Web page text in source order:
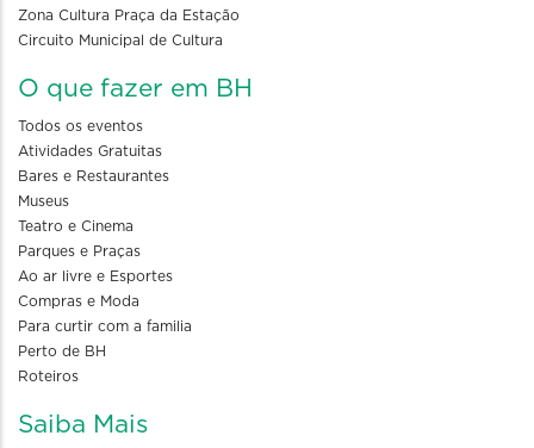
Zona Cultura Praça da Estação
Circuito Municipal de Cultura
O que fazer em BH
Todos os eventos
Atividades Gratuitas
Bares e Restaurantes
Museus
Teatro e Cinema
Parques e Praças
Ao ar livre e Esportes
Compras e Moda
Para curtir com a familia
Perto de BH
Roteiros
Saiba Mais